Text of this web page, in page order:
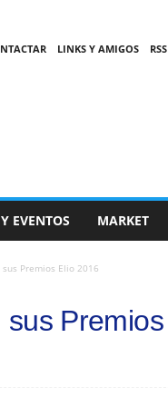
LINKS Y AMIGOS RSS
EVENTOS MARKET
sus Premios Elio 2016
sus Premios